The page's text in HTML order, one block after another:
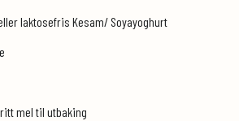
laktosefris Kesam/ Soyayoghurt
mel til utbaking